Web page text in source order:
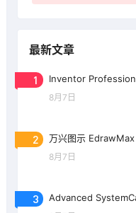
最新文章
1 Inventor
8月7日
2 万兴图示
8月7日
3 Advanced